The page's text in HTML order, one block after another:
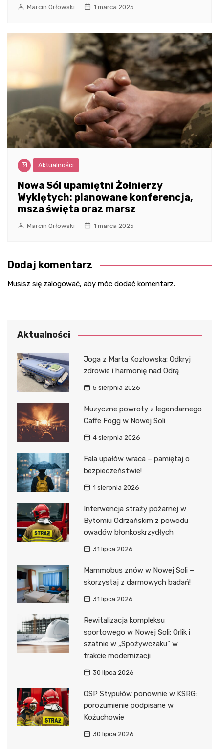
Marcin Orłowski 1 marca 2025
Aktualności
Nowa Sól upamiętni Żołnierzy
Wyklętych: planowane konferencja,
msza święta oraz marsz
Marcin Orłowski 1 marca 2025
Dodaj komentarz
Musisz się zalogować, aby móc dodać komentarz.
Aktualności
Joga z Martą Kozłowską: Odkryj
zdrowie i harmonię nad Odrą
5 sierpnia 2026
Muzyczne powroty z legendarnego
Caffe Fogg w Nowej Soli
4 sierpnia 2026
Fala upałów wraca – pamiętaj o
bezpieczeństwie!
1 sierpnia 2026
Interwencja straży pożarnej w
Bytomiu Odrzańskim z powodu
owadów błonkoskrzydłych
31 lipca 2026
Mammobus znów w Nowej Soli –
skorzystaj z darmowych badań!
31 lipca 2026
Rewitalizacja kompleksu
sportowego w Nowej Soli: Orlik i
szatnie w „Spożywczaku” w
trakcie modernizacji
30 lipca 2026
OSP Stypułów ponownie w KSRG:
porozumienie podpisane w
Kożuchowie
30 lipca 2026